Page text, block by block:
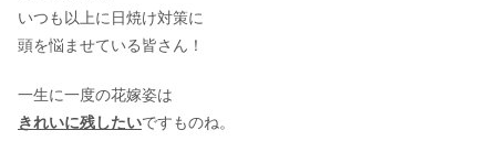
いつも以上に日焼け対策に
頭を悩ませている皆さん！
一生に一度の花嫁姿は
きれいに残したいですものね。